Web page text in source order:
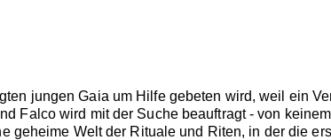
jungen Gaia um Hilfe gebeten wird, weil ein
Falco wird mit der Suche beauftragt - von
geheime Welt der Rituale und Riten, in der die